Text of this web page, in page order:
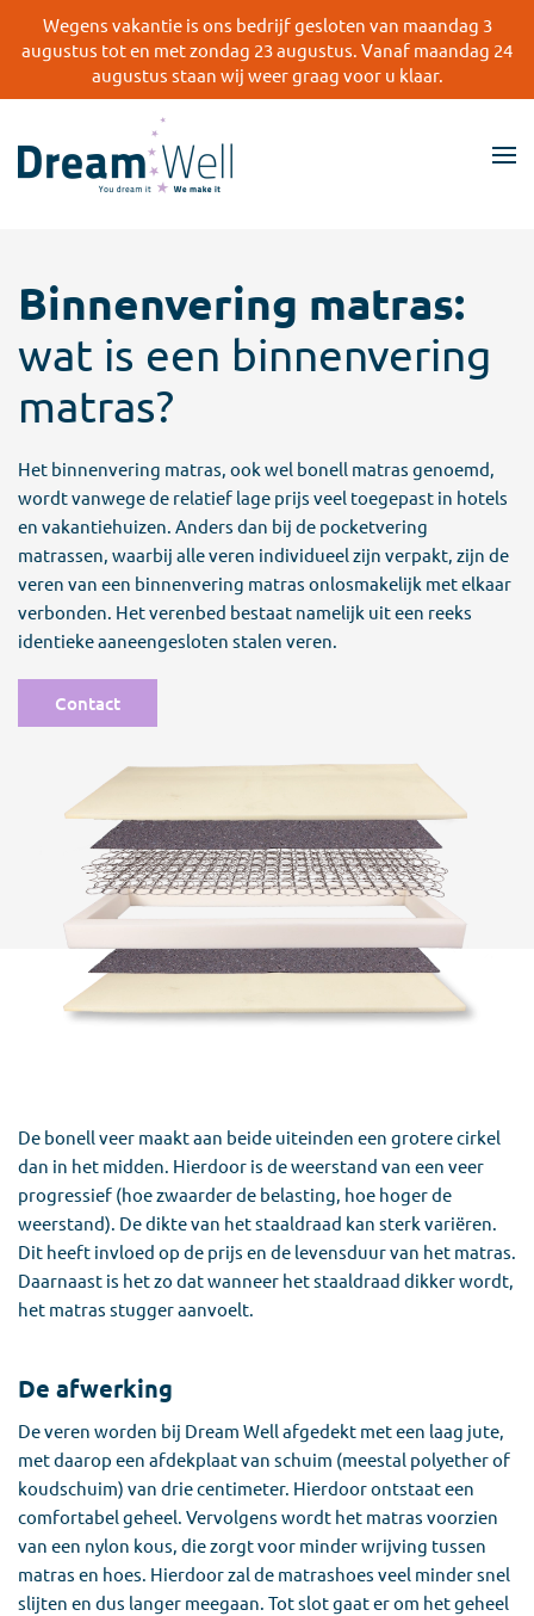
Skip
Wegens vakantie is ons bedrijf gesloten van maandag 3
augustus tot en met zondag 23 augustus. Vanaf maandag 24
augustus staan wij weer graag voor u klaar.
Binnenvering matras:
wat is een binnenvering
matras?
Het binnenvering matras, ook wel bonell matras genoemd,
wordt vanwege de relatief lage prijs veel toegepast in hotels
en vakantiehuizen. Anders dan bij de pocketvering
matrassen, waarbij alle veren individueel zijn verpakt, zijn de
veren van een binnenvering matras onlosmakelijk met elkaar
verbonden. Het verenbed bestaat namelijk uit een reeks
identieke aaneengesloten stalen veren.
Contact
De bonell veer maakt aan beide uiteinden een grotere cirkel
dan in het midden. Hierdoor is de weerstand van een veer
progressief (hoe zwaarder de belasting, hoe hoger de
weerstand). De dikte van het staaldraad kan sterk variëren.
Dit heeft invloed op de prijs en de levensduur van het matras.
Daarnaast is het zo dat wanneer het staaldraad dikker wordt,
het matras stugger aanvoelt.
De afwerking
De veren worden bij Dream Well afgedekt met een laag jute,
met daarop een afdekplaat van schuim (meestal polyether of
koudschuim) van drie centimeter. Hierdoor ontstaat een
comfortabel geheel. Vervolgens wordt het matras voorzien
van een nylon kous, die zorgt voor minder wrijving tussen
matras en hoes. Hierdoor zal de matrashoes veel minder snel
slijten en dus langer meegaan. Tot slot gaat er om het geheel